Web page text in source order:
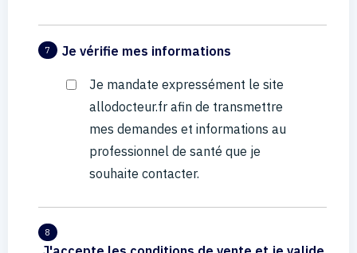
7 Je vérifie mes informations
Je mandate expressément le site
allodocteur.fr afin de transmettre
mes demandes et informations au
professionnel de santé que je
souhaite contacter.
8